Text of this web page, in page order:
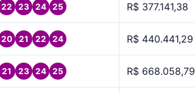
22 23 24 25 R$ 377.141,38
20 21 22 24 R$ 440.441,29
21 23 24 25 R$ 668.058,79